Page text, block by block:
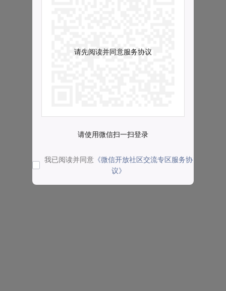
请先阅读并同意服务协议
请使用微信扫一扫登录
我已阅读并同意 《微信开放社区交流专区服务协
议》